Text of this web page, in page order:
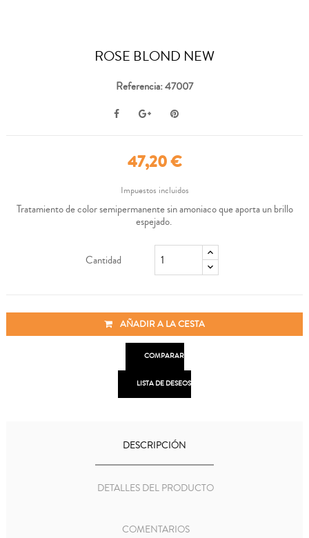
ROSE BLOND NEW
Referencia: 47007
47,20 €
Impuestos incluidos
Tratamiento de color semipermanente sin amoniaco que aporta un brillo
espejado.
Cantidad
AÑADIR A LA CESTA
COMPARAR
LISTA DE DESEOS
DESCRIPCIÓN
DETALLES DEL PRODUCTO
COMENTARIOS